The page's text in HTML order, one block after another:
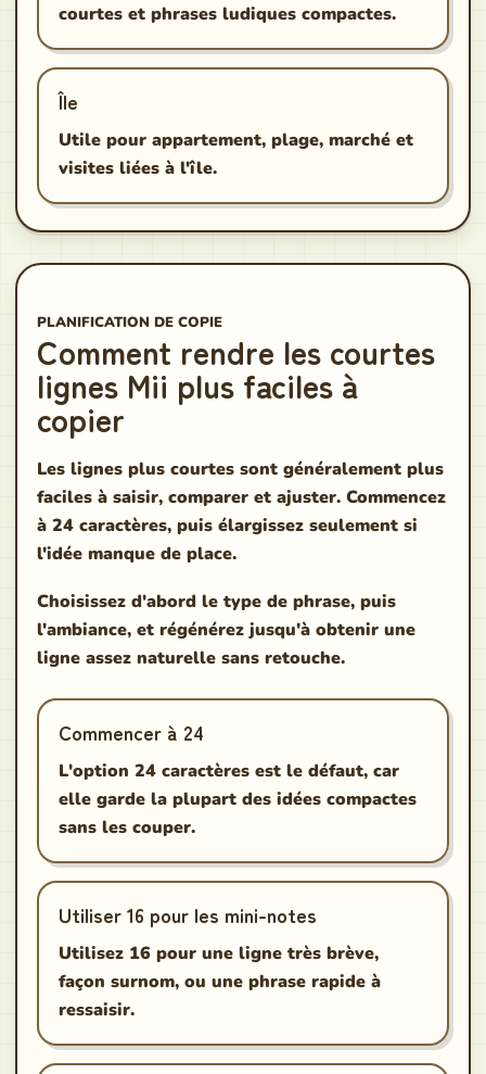
courtes et phrases ludiques compactes.
Île
Utile pour appartement, plage, marché et
visites liées à l'île.
PLANIFICATION DE COPIE
Comment rendre les courtes
lignes Mii plus faciles à
copier
Les lignes plus courtes sont généralement plus
faciles à saisir, comparer et ajuster. Commencez
à 24 caractères, puis élargissez seulement si
l'idée manque de place.
Choisissez d'abord le type de phrase, puis
l'ambiance, et régénérez jusqu'à obtenir une
ligne assez naturelle sans retouche.
Commencer à 24
L'option 24 caractères est le défaut, car
elle garde la plupart des idées compactes
sans les couper.
Utiliser 16 pour les mini-notes
Utilisez 16 pour une ligne très brève,
façon surnom, ou une phrase rapide à
ressaisir.